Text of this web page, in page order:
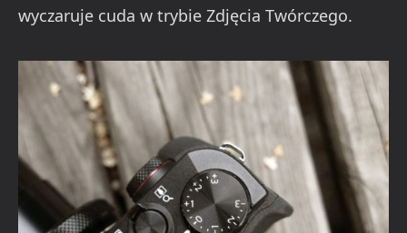
wyczaruje cuda w trybie Zdjęcia Twórczego.